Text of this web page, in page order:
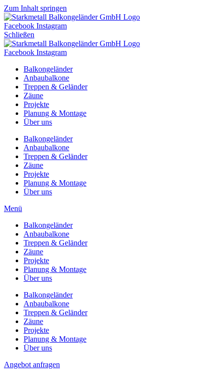
Zum Inhalt springen
Facebook Instagram
Schließen
Facebook Instagram
Balkongeländer
Anbaubalkone
Treppen & Geländer
Zäune
Projekte
Planung & Montage
Über uns
Balkongeländer
Anbaubalkone
Treppen & Geländer
Zäune
Projekte
Planung & Montage
Über uns
Menü
Balkongeländer
Anbaubalkone
Treppen & Geländer
Zäune
Projekte
Planung & Montage
Über uns
Balkongeländer
Anbaubalkone
Treppen & Geländer
Zäune
Projekte
Planung & Montage
Über uns
Angebot anfragen